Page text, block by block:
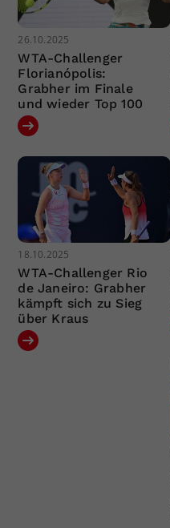
26.10.2025
WTA-Challenger
Florianópolis:
Grabher im Finale
und wieder Top 100
18.10.2025
WTA-Challenger Rio
de Janeiro: Grabher
kämpft sich zu Sieg
über Kraus